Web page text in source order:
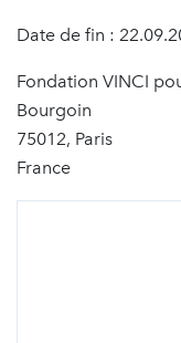
Date de fin :
Fondation VINCI
Bourgoin
75012, Paris
France